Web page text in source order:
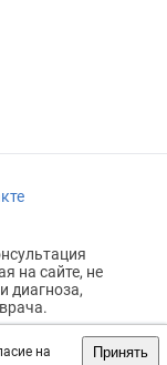
на
Принять
на сайте, не
диагноза,